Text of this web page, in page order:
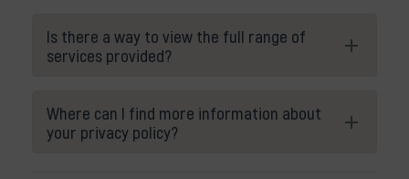
Is there a way to view the full range of
services provided?
Where can I find more information about
your privacy policy?